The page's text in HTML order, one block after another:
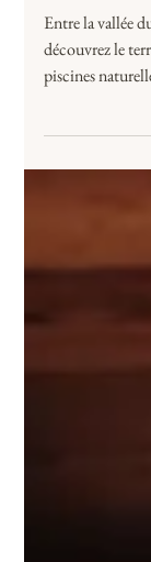
Notre
Entre la vallée
découvrez le
piscines
Casa'Anna